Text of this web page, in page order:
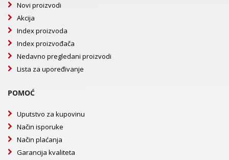
Novi proizvodi
Akcija
Index proizvoda
Index proizvođača
Nedavno pregledani proizvodi
Lista za upoređivanje
POMOĆ
Uputstvo za kupovinu
Način isporuke
Način plaćanja
Garancija kvaliteta